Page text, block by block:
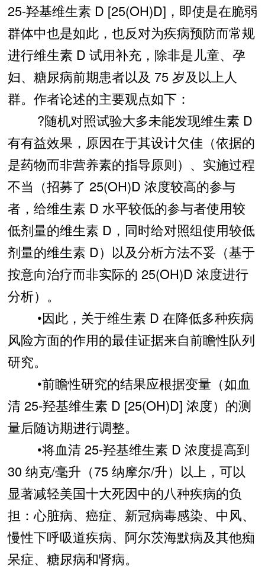
25-羟基维生素 D [25(OH)D]，即使是在脆弱
群体中也是如此，也反对为疾病预防而常规
进行维生素 D 试用补充，除非是儿童、孕
妇、糖尿病前期患者以及 75 岁及以上人
群。作者论述的主要观点如下：
?随机对照试验大多未能发现维生素 D
有有益效果，原因在于其设计欠佳（依据的
是药物而非营养素的指导原则）、实施过程
不当（招募了 25(OH)D 浓度较高的参与
者，给维生素 D 水平较低的参与者使用较
低剂量的维生素 D，同时给对照组使用较低
剂量的维生素 D）以及分析方法不妥（基于
按意向治疗而非实际的 25(OH)D 浓度进行
分析）。
•因此，关于维生素 D 在降低多种疾病
风险方面的作用的最佳证据来自前瞻性队列
研究。
•前瞻性研究的结果应根据变量（如血
清 25-羟基维生素 D [25(OH)D] 浓度）的测
量后随访期进行调整。
•将血清 25-羟基维生素 D 浓度提高到
30 纳克/毫升（75 纳摩尔/升）以上，可以
显著减轻美国十大死因中的八种疾病的负
担：心脏病、癌症、新冠病毒感染、中风、
慢性下呼吸道疾病、阿尔茨海默病及其他痴
呆症、糖尿病和肾病。